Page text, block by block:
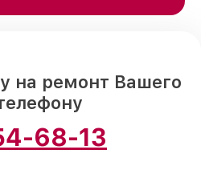
на ремонт Вашего
68-13